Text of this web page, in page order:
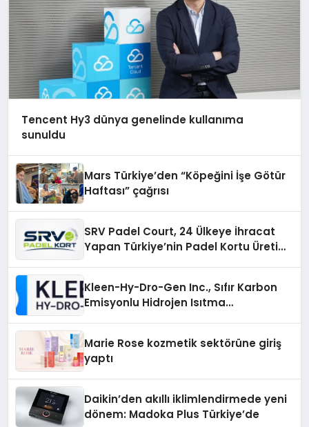
Tencent Hy3 dünya genelinde kullanıma
sunuldu
Mars Türkiye’den “Köpeğini İşe Götür
Haftası” çağrısı
SRV Padel Court, 24 Ülkeye İhracat
Yapan Türkiye’nin Padel Kortu Üretim
Kleen-Hy-Dro-Gen Inc., Sıfır Karbon
Emisyonlu Hidrojen Isıtma
Marie Rose kozmetik sektörüne giriş
yaptı
Daikin’den akıllı iklimlendirmede yeni
dönem: Madoka Plus Türkiye’de